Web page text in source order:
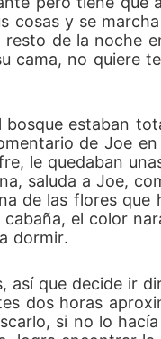
y se
de la noche
cama, no quiere
estaban
de Joe
le quedaban
saluda a Joe,
de las flores
el color
dormir.
así que decide ir
dos horas
si no lo